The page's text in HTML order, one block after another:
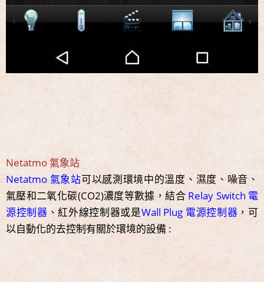
Netatmo 氣象站
Netatmo 氣象站可以感測環境中的溫度、濕度、噪音、
氣壓和二氧化碳(CO2)濃度等數據，結合Relay Switch 電
源控制器 、紅外線控制器或是Wall Plug 電源控制器 ，可
以自動化的去控制有關於環境的設備 :